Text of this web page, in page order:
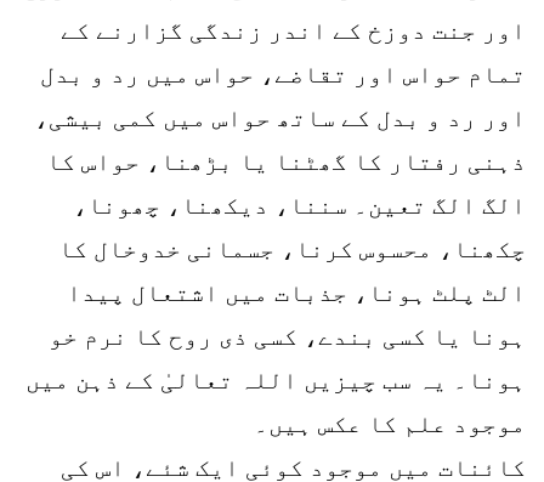
اور جنت دوزخ کے اندر زندگی گزارنے کے
تمام حواس اور تقاضے، حواس میں رد و بدل
اور رد و بدل کے ساتھ حواس میں کمی بیشی،
ذہنی رفتار کا گھٹنا یا بڑھنا، حواس کا
الگ الگ تعین۔ سننا، دیکھنا، چھونا،
چکھنا، محسوس کرنا، جسمانی خدوخال کا
الٹ پلٹ ہونا، جذبات میں اشتعال پیدا
ہونا یا کسی بندے، کسی ذی روح کا نرم خو
ہونا۔ یہ سب چیزیں اللہ تعالیٰ کے ذہن میں
موجود علم کا عکس ہیں۔
کائنات میں موجود کوئی ایک شئے، اس کی